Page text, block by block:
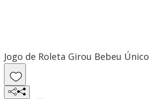
Jogo de Roleta Girou Bebeu Único